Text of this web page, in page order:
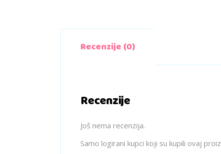
Recenzije (0)
Recenzije
Još nema recenzija.
Samo logirani kupci koji su kupili ovaj